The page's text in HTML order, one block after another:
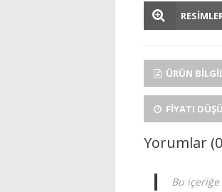
ÜRÜN
FIYATI
Yorumlar
Bu